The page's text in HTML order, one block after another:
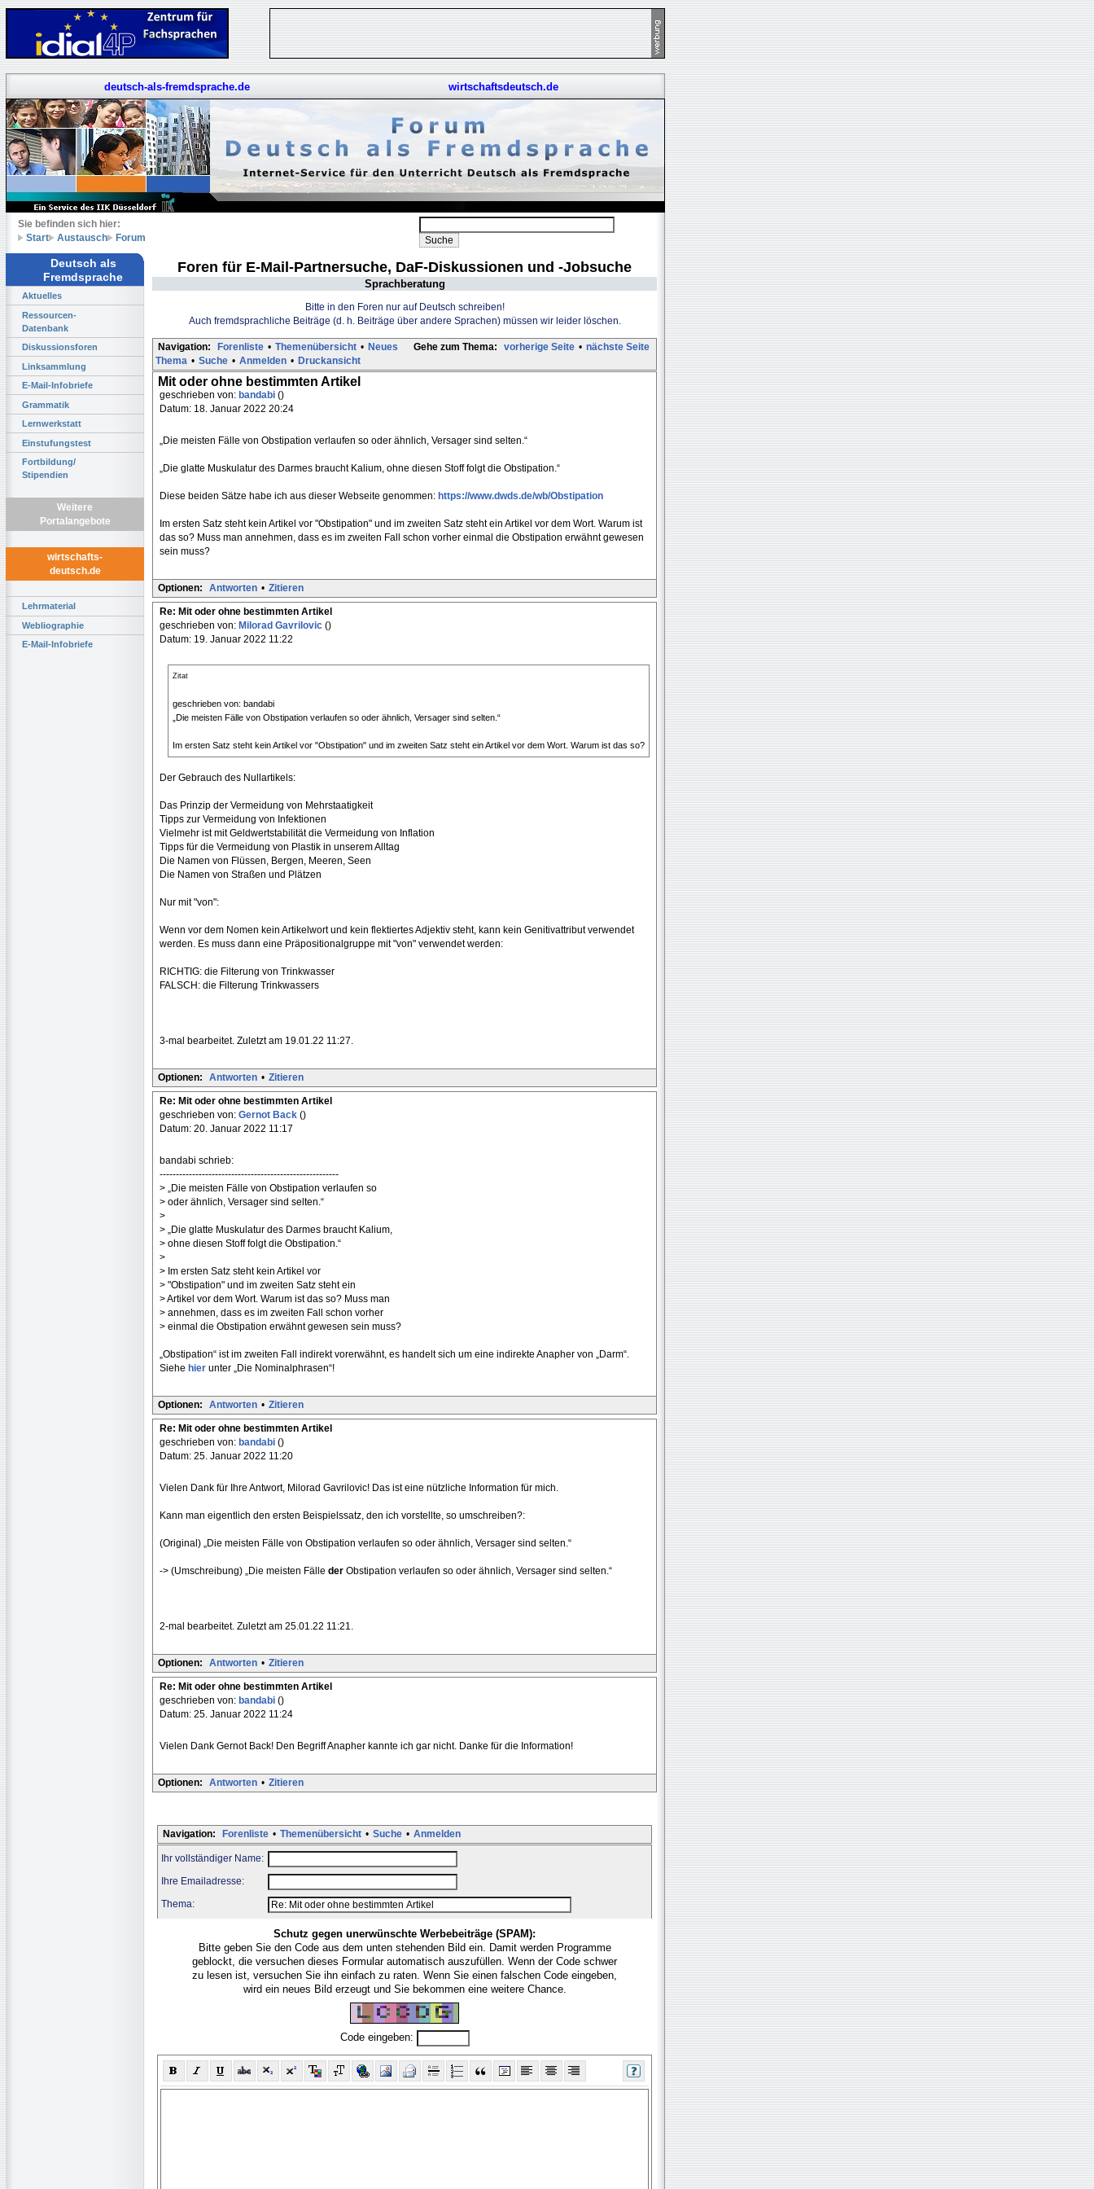
deutsch-als-fremdsprache.de wirtschaftsdeutsch.de
Sie befinden sich hier:
Start
Austausch Forum
Deutsch als
Fremdsprache
Aktuelles
Ressourcen-
Datenbank
Diskussionsforen
Linksammlung
E-Mail-Infobriefe
Grammatik
Lernwerkstatt
Einstufungstest
Fortbildung/
Stipendien
Weitere
Portalangebote
wirtschafts-
deutsch.de
Lehrmaterial
Webliographie
E-Mail-Infobriefe
Foren für E-Mail-Partnersuche, DaF-Diskussionen und -Jobsuche
Sprachberatung
Bitte in den Foren nur auf Deutsch schreiben!
Auch fremdsprachliche Beiträge (d. h. Beiträge über andere Sprachen) müssen wir leider löschen.
Gehe zum Thema: vorherige Seite • nächste Seite
Navigation: Forenliste • Themenübersicht • Neues
Thema • Suche • Anmelden • Druckansicht
Mit oder ohne bestimmten Artikel
geschrieben von: bandabi ()
Datum: 18. Januar 2022 20:24
„Die meisten Fälle von Obstipation verlaufen so oder ähnlich, Versager sind selten.“
„Die glatte Muskulatur des Darmes braucht Kalium, ohne diesen Stoff folgt die Obstipation.“
Diese beiden Sätze habe ich aus dieser Webseite genommen: https://www.dwds.de/wb/Obstipation
Im ersten Satz steht kein Artikel vor "Obstipation" und im zweiten Satz steht ein Artikel vor dem Wort. Warum ist
das so? Muss man annehmen, dass es im zweiten Fall schon vorher einmal die Obstipation erwähnt gewesen
sein muss?
Optionen: Antworten • Zitieren
Re: Mit oder ohne bestimmten Artikel
geschrieben von: Milorad Gavrilovic ()
Datum: 19. Januar 2022 11:22
Zitat
geschrieben von: bandabi
„Die meisten Fälle von Obstipation verlaufen so oder ähnlich, Versager sind selten.“
Im ersten Satz steht kein Artikel vor "Obstipation" und im zweiten Satz steht ein Artikel vor dem Wort. Warum ist das so?
Der Gebrauch des Nullartikels:
Das Prinzip der Vermeidung von Mehrstaatigkeit
Tipps zur Vermeidung von Infektionen
Vielmehr ist mit Geldwertstabilität die Vermeidung von Inflation
Tipps für die Vermeidung von Plastik in unserem Alltag
Die Namen von Flüssen, Bergen, Meeren, Seen
Die Namen von Straßen und Plätzen
Nur mit "von":
Wenn vor dem Nomen kein Artikelwort und kein flektiertes Adjektiv steht, kann kein Genitivattribut verwendet
werden. Es muss dann eine Präpositionalgruppe mit "von" verwendet werden:
RICHTIG: die Filterung von Trinkwasser
FALSCH: die Filterung Trinkwassers
3-mal bearbeitet. Zuletzt am 19.01.22 11:27.
Optionen: Antworten • Zitieren
Re: Mit oder ohne bestimmten Artikel
geschrieben von: Gernot Back ()
Datum: 20. Januar 2022 11:17
bandabi schrieb:
-------------------------------------------------------
> „Die meisten Fälle von Obstipation verlaufen so
> oder ähnlich, Versager sind selten.“
>
> „Die glatte Muskulatur des Darmes braucht Kalium,
> ohne diesen Stoff folgt die Obstipation.“
>
> Im ersten Satz steht kein Artikel vor
> "Obstipation" und im zweiten Satz steht ein
> Artikel vor dem Wort. Warum ist das so? Muss man
> annehmen, dass es im zweiten Fall schon vorher
> einmal die Obstipation erwähnt gewesen sein muss?
„Obstipation“ ist im zweiten Fall indirekt vorerwähnt, es handelt sich um eine indirekte Anapher von „Darm“.
Siehe hier unter „Die Nominalphrasen“!
Optionen: Antworten • Zitieren
Re: Mit oder ohne bestimmten Artikel
geschrieben von: bandabi ()
Datum: 25. Januar 2022 11:20
Vielen Dank für Ihre Antwort, Milorad Gavrilovic! Das ist eine nützliche Information für mich.
Kann man eigentlich den ersten Beispielssatz, den ich vorstellte, so umschreiben?:
(Original) „Die meisten Fälle von Obstipation verlaufen so oder ähnlich, Versager sind selten.“
-> (Umschreibung) „Die meisten Fälle der Obstipation verlaufen so oder ähnlich, Versager sind selten.“
2-mal bearbeitet. Zuletzt am 25.01.22 11:21.
Optionen: Antworten • Zitieren
Re: Mit oder ohne bestimmten Artikel
geschrieben von: bandabi ()
Datum: 25. Januar 2022 11:24
Vielen Dank Gernot Back! Den Begriff Anapher kannte ich gar nicht. Danke für die Information!
Optionen: Antworten • Zitieren
Navigation: Forenliste • Themenübersicht • Suche • Anmelden
Ihr vollständiger Name:
Ihre Emailadresse:
Thema:
Schutz gegen unerwünschte Werbebeiträge (SPAM):
Bitte geben Sie den Code aus dem unten stehenden Bild ein. Damit werden Programme
geblockt, die versuchen dieses Formular automatisch auszufüllen. Wenn der Code schwer
zu lesen ist, versuchen Sie ihn einfach zu raten. Wenn Sie einen falschen Code eingeben,
wird ein neues Bild erzeugt und Sie bekommen eine weitere Chance.
Code eingeben: